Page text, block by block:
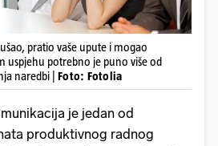
pratio vaše upute i mogao
uspjehu potrebno je puno više od
naredbi | Foto: Fotolia
je jedan od
produktivnog radnog